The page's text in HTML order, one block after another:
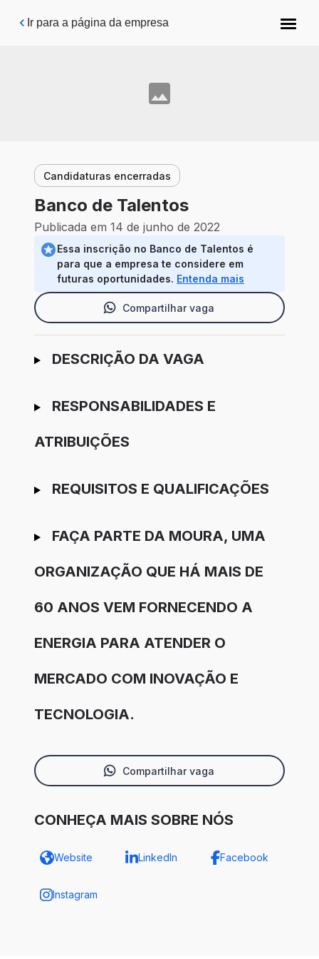
Pular para o conteúdo principal
Ir para a página da empresa
Candidaturas encerradas
Banco de Talentos
Publicada em 14 de junho de 2022
Essa inscrição no Banco de Talentos é
para que a empresa te considere em
futuras oportunidades. Entenda mais
Compartilhar vaga
Ir para candidatura
DESCRIÇÃO DA VAGA
RESPONSABILIDADES E
ATRIBUIÇÕES
REQUISITOS E QUALIFICAÇÕES
FAÇA PARTE DA MOURA, UMA
ORGANIZAÇÃO QUE HÁ MAIS DE
60 ANOS VEM FORNECENDO A
ENERGIA PARA ATENDER O
MERCADO COM INOVAÇÃO E
TECNOLOGIA.
Compartilhar vaga
CONHEÇA MAIS SOBRE NÓS
Website LinkedIn Facebook
Instagram